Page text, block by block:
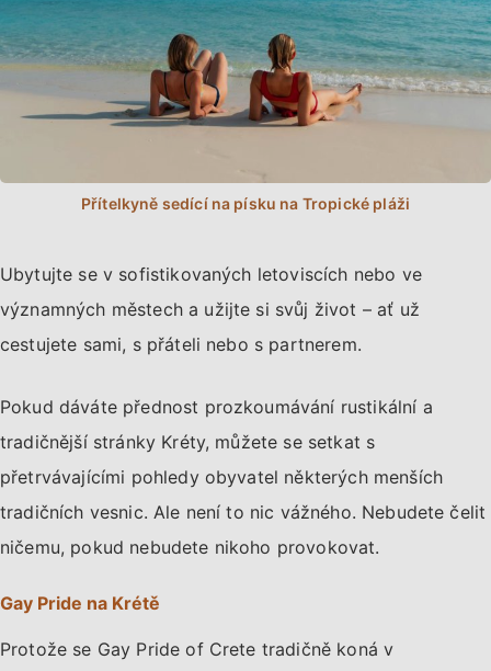
Ubytujte se v sofistikovaných letoviscích nebo ve
významných městech a užijte si svůj život – ať už
cestujete sami, s přáteli nebo s partnerem.
Pokud dáváte přednost prozkoumávání rustikální a
tradičnější stránky Kréty, můžete se setkat s
přetrvávajícími pohledy obyvatel některých menších
tradičních vesnic. Ale není to nic vážného. Nebudete čelit
ničemu, pokud nebudete nikoho provokovat.
Gay Pride na Krétě
Protože se Gay Pride of Crete tradičně koná v